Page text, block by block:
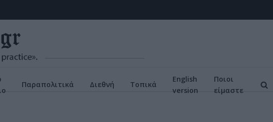
Παραπολιτικά Διεθνή Τοπικά
English
version
Ποιοι
είμαστε